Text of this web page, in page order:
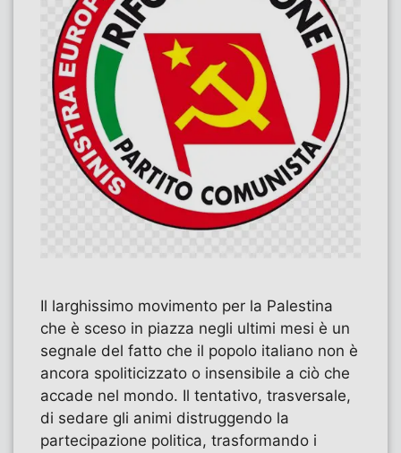
Il larghissimo movimento per la Palestina
che è sceso in piazza negli ultimi mesi è un
segnale del fatto che il popolo italiano non è
ancora spoliticizzato o insensibile a ciò che
accade nel mondo. Il tentativo, trasversale,
di sedare gli animi distruggendo la
partecipazione politica, trasformando i